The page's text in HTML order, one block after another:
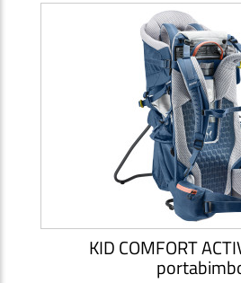
KID COMFORT